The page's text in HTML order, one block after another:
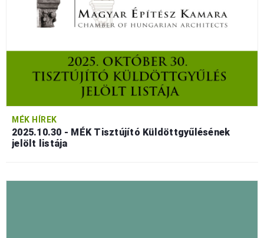
MÉK HÍREK
2025.10.30 - MÉK Tisztújító Küldöttgyűlésének
jelölt listája